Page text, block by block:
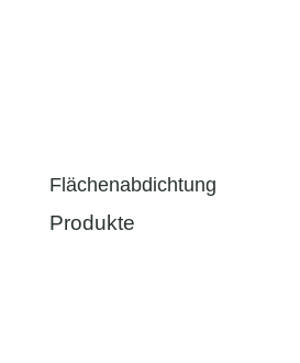
Flächenabdichtung
Produkte